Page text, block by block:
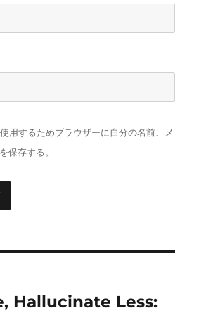
用するためブラウザーに自分の名前、メ
保存する。
Hallucinate Less: